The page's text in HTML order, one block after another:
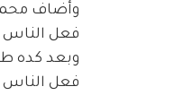
فعل الناس
وبعد كده
فعل